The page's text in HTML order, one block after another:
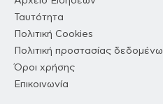
Ταυτότητα
Πολιτική Cookies
Πολιτική προστασίας
Όροι χρήσης
Επικοινωνία